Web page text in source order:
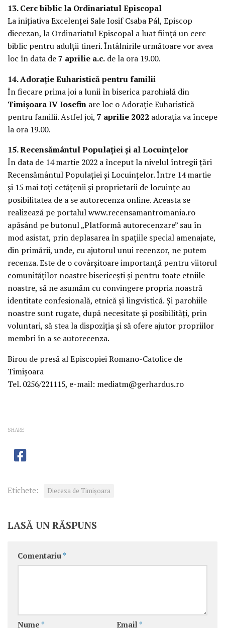
13. Cerc biblic la Ordinariatul Episcopal
La inițiativa Excelenței Sale Iosif Csaba Pál, Episcop
diecezan, la Ordinariatul Episcopal a luat ființă un cerc
biblic pentru adulții tineri. Întâlnirile următoare vor avea
loc în data de7 aprilie a.c. de la ora 19.00.
14. Adorație Euharistică pentru familii
În fiecare prima joi a lunii în biserica parohială din
Timișoara IV Iosefin are loc o Adorație Euharistică
pentru familii. Astfel joi, 7 aprilie 2022 adorația va începe
la ora 19.00.
15. Recensământul Populației și al Locuințelor
În data de 14 martie 2022 a început la nivelul întregii țări
Recensământul Populației și Locuințelor. Între 14 martie
și 15 mai toți cetățenii și proprietarii de locuințe au
posibilitatea de a se autorecenza online. Aceasta se
realizează pe portalul www.recensamantromania.ro
apăsând pe butonul „Platformă autorecenzare” sau în
mod asistat, prin deplasarea în spațiile special amenajate,
din primării, unde, cu ajutorul unui recenzor, ne putem
recenza. Este de o covârșitoare importanță pentru viitorul
comunităților noastre bisericești și pentru toate etniile
noastre, să ne asumăm cu convingere propria noastră
identitate confesională, etnică și lingvistică. Și parohiile
noastre sunt rugate, după necesitate și posibilități, prin
voluntari, să stea la dispoziția și să ofere ajutor propriilor
membri în a se autorecenza.
Birou de presă al Episcopiei Romano-Catolice de
Timișoara
Tel. 0256/221115, e-mail: mediatm@gerhardus.ro
SHARE
Etichete: Dieceza de Timișoara
LASĂ UN RĂSPUNS
Comentariu *
Nume * Email *